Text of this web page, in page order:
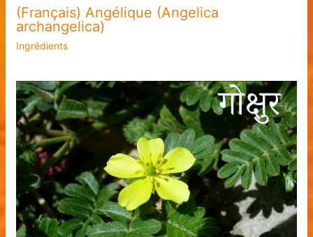
(Français) Angélique (Angelica
archangelica)
Ingrédients